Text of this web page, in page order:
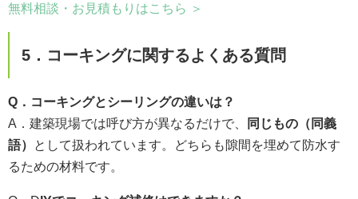
無料相談・お見積もりはこちら ＞
5．コーキングに関するよくある質問
Q．コーキングとシーリングの違いは？
A．建築現場では呼び方が異なるだけで、
同じもの（同義
語）
として扱われています。どちらも隙間を埋めて防水す
るための材料です。